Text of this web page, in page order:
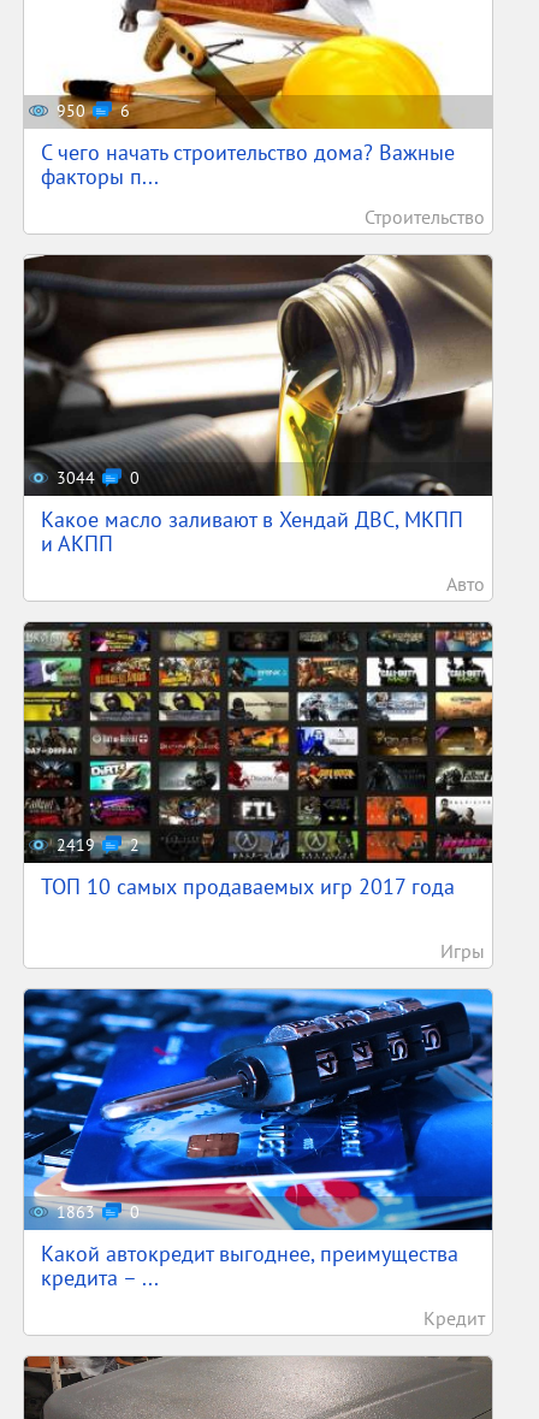
950 6
С чего начать строительство дома? Важные
факторы п...
Строительство
3044 0
Какое масло заливают в Хендай ДВС, МКПП
и АКПП
Авто
2419 2
ТОП 10 самых продаваемых игр 2017 года
Игры
1863 0
Какой автокредит выгоднее, преимущества
кредита – ...
Кредит